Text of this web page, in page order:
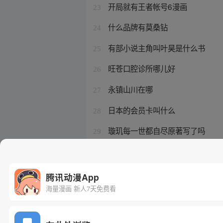
23 开局就有王者帐号6漫画
24 什么品牌有莫桑钻
25 有部小说主角叫叶昊是什么书
26 旺苍口腔诊所哪儿好
27 永镇山川在哪
28 日本的会员卡叫什么
29 璇玑每一世都自尽原著写了吗
腾讯动漫App
海量漫画 新人7天免费看